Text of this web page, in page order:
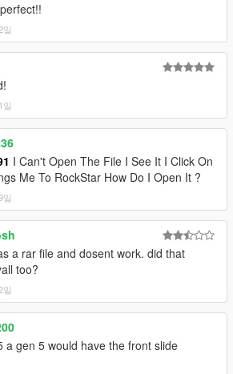
일
일
I Can't Open The File I See It I Click On
Me To RockStar How Do I Open It ?
일
a rar file and dosent work. did that
too?
일
a gen 5 would have the front slide